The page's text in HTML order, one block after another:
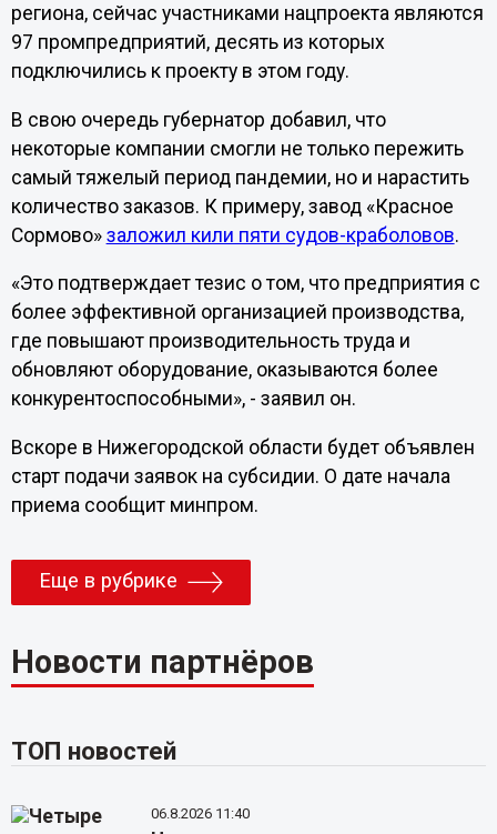
региона, сейчас участниками нацпроекта являются
97 промпредприятий, десять из которых
подключились к проекту в этом году.
В свою очередь губернатор добавил, что
некоторые компании смогли не только пережить
самый тяжелый период пандемии, но и нарастить
количество заказов. К примеру, завод «Красное
Сормово» заложил кили пяти судов-краболовов.
«Это подтверждает тезис о том, что предприятия с
более эффективной организацией производства,
где повышают производительность труда и
обновляют оборудование, оказываются более
конкурентоспособными», - заявил он.
Вскоре в Нижегородской области будет объявлен
старт подачи заявок на субсидии. О дате начала
приема сообщит минпром.
Еще в рубрике
Новости партнёров
ТОП новостей
06.8.2026 11:40